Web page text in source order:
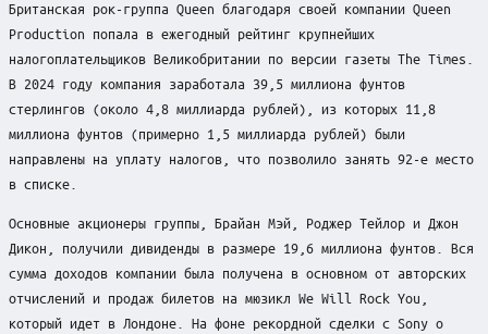
Британская рок-группа Queen благодаря своей компании Queen
Production попала в ежегодный рейтинг крупнейших
налогоплательщиков Великобритании по версии газеты The Times.
В 2024 году компания заработала 39,5 миллиона фунтов
стерлингов (около 4,8 миллиарда рублей), из которых 11,8
миллиона фунтов (примерно 1,5 миллиарда рублей) были
направлены на уплату налогов, что позволило занять 92-е место
в списке.
Основные акционеры группы, Брайан Мэй, Роджер Тейлор и Джон
Дикон, получили дивиденды в размере 19,6 миллиона фунтов. Вся
сумма доходов компании была получена в основном от авторских
отчислений и продаж билетов на мюзикл We Will Rock You,
который идет в Лондоне. На фоне рекордной сделки с Sony о